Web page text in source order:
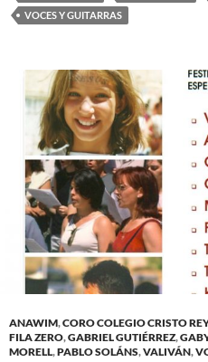
VOCES Y GUITARRAS
ANAWIM,CORO COLEGIO CRISTO
FILA ZERO,GABRIEL GUTIÉRREZ,
MORELL,PABLO SOLÁNS,VALIVÁN,